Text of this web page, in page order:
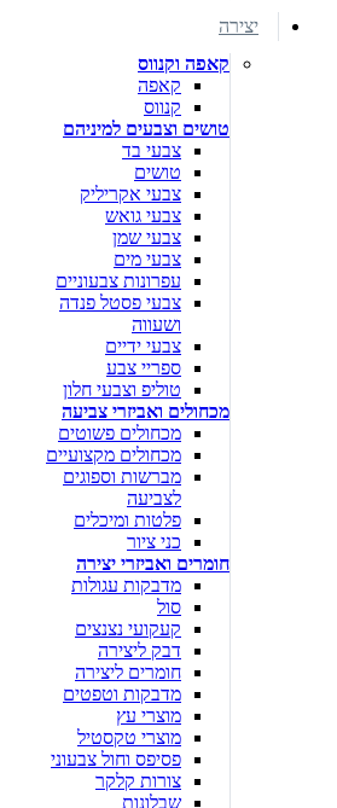
יצירה
קאפה וקנווס
קאפה
קנווס
טושים וצבעים למיניהם
צבעי בד
טושים
צבעי אקריליק
צבעי גואש
צבעי שמן
צבעי מים
עפרונות צבעוניים
צבעי פסטל פנדה
ושעווה
צבעי ידיים
ספריי צבע
טוליפ וצבעי חלון
מכחולים ואביזרי צביעה
מכחולים פשוטים
מכחולים מקצועיים
מברשות וספוגים
לצביעה
פלטות ומיכלים
כני ציור
חומרים ואביזרי יצירה
מדבקות עגולות
סול
קעקועי נצנצים
דבק ליצירה
חומרים ליצירה
מדבקות וטפטים
מוצרי עץ
מוצרי טקסטיל
פסיפס וחול צבעוני
צורות קלקר
שבלונות